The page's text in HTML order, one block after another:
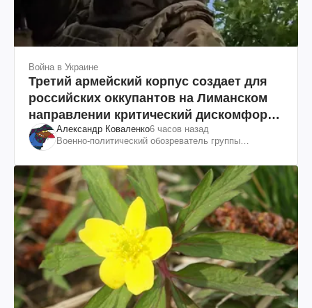
Война в Украине
Третий армейский корпус создает для
российских оккупантов на Лиманском
направлении критический дискомфорт:
как это удалось
Александр Коваленко6 часов назад
Военно-политический обозреватель группы